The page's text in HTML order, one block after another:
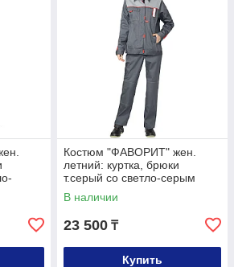
Костюм "ФАВОРИТ" жен.
летний: куртка, брюки
т.серый со светло-серым
В наличии
23 500 ₸
Купить